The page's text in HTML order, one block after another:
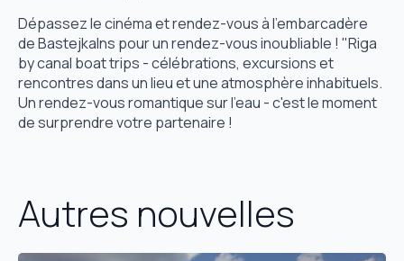
Dépassez le cinéma et rendez-vous à l'embarcadère
de Bastejkalns pour un rendez-vous inoubliable ! "Riga
by canal boat trips - célébrations, excursions et
rencontres dans un lieu et une atmosphère inhabituels.
Un rendez-vous romantique sur l'eau - c'est le moment
de surprendre votre partenaire !
Autres nouvelles